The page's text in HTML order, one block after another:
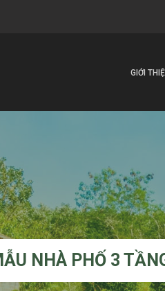
GIỚI
NHÀ PHỐ 3